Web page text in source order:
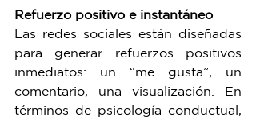
Refuerzo positivo e instantáneo
Las redes sociales están diseñadas
para generar refuerzos positivos
inmediatos: un “me gusta”, un
comentario, una visualización. En
términos de psicología conductual,